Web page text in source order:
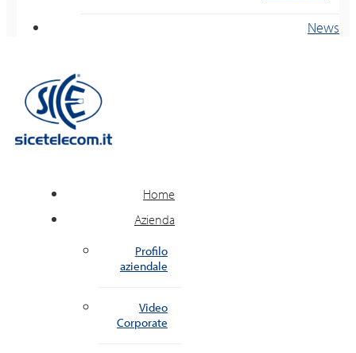
News
Home
Azienda
Profilo
aziendale
Video
Corporate